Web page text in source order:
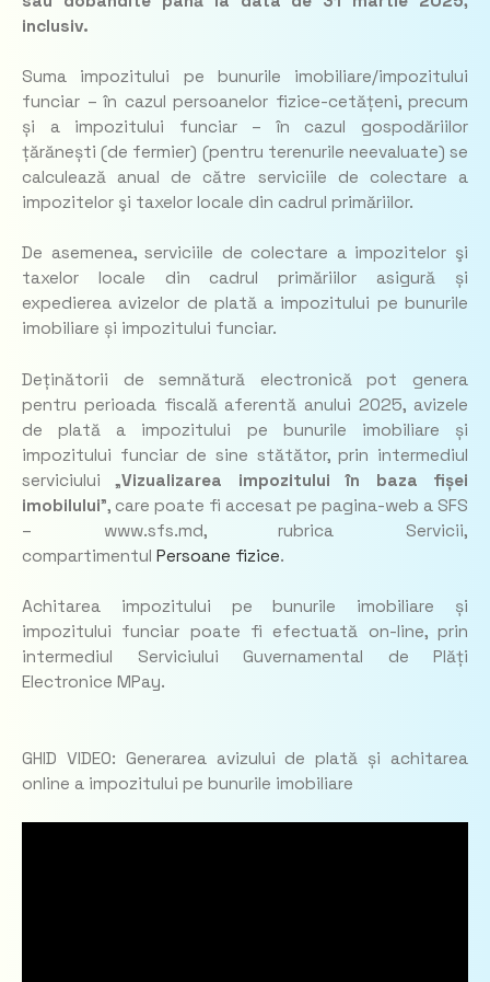
inclusiv.
Suma impozitului pe bunurile imobiliare/impozitului
funciar – în cazul persoanelor fizice-cetățeni, precum
și a impozitului funciar – în cazul gospodăriilor
țărănești (de fermier) (pentru terenurile neevaluate) se
calculează anual de către serviciile de colectare a
impozitelor şi taxelor locale din cadrul primăriilor.
De asemenea, serviciile de colectare a impozitelor şi
taxelor locale din cadrul primăriilor asigură și
expedierea avizelor de plată a impozitului pe bunurile
imobiliare și impozitului funciar.
Deținătorii de semnătură electronică pot genera
pentru perioada fiscală aferentă anului 2025, avizele
de plată a impozitului pe bunurile imobiliare și
impozitului funciar de sine stătător, prin intermediul
serviciului „Vizualizarea impozitului în baza fișei
imobilului”, care poate fi accesat pe pagina-web a SFS
– www.sfs.md, rubrica Servicii,
compartimentul Persoane fizice.
Achitarea impozitului pe bunurile imobiliare și
impozitului funciar poate fi efectuată on-line, prin
intermediul Serviciului Guvernamental de Plăți
Electronice MPay.
GHID VIDEO: Generarea avizului de plată și achitarea
online a impozitului pe bunurile imobiliare